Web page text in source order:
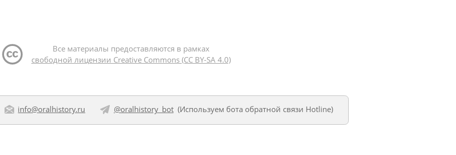
Все материалы предоставляются в рамках
свободной лицензии Creative Commons (CC BY-SA 4.0)
info@oralhistory.ru @oralhistory_bot(Используем бота обратной связи Hotline)